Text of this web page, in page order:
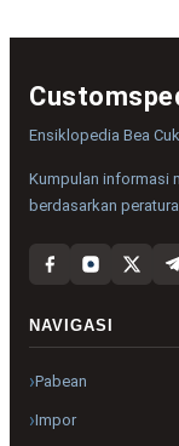
Ensiklopedia Bea
Kumpulan informasi
berdasarkan
NAVIGASI
Pabean
Impor